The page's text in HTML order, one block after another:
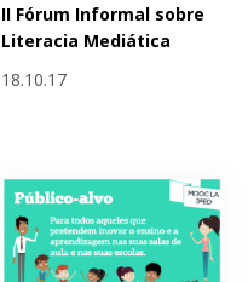
II Fórum Informal sobre
Literacia Mediática
18.10.17